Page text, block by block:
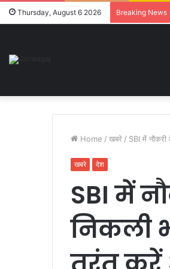
Thursday, August 6 2026 Breaking News
Home / खबरे / SBI में
खबरे देश
SBI में
निकली